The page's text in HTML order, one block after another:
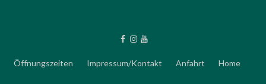
Öffnungszeiten Impressum/Kontakt Anfahrt Home